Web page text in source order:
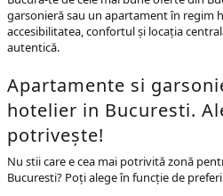
garsonieră sau un apartament în regim
accesibilitatea, confortul și locația
autentică.
Apartamente si
hotelier in Bucuresti.
potrivește!
Nu stii care e cea mai potrivită zonă
Bucuresti? Poți alege în funcție de